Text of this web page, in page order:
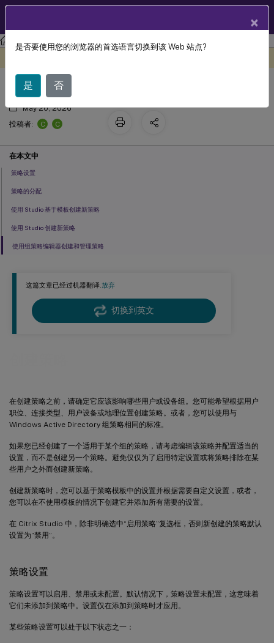
XenApp and XenDesktop XenApp 和 XenDesktop 7.15 LTSR
这篇文章已经过机器翻译.放弃
切换到英文
在创建策略之前，请确定它应该影响哪些用户或设备组。您可能希望根据用户
职位、连接类型、用户设备或地理位置创建策略。或者，您可以使用与
Windows Active Directory 组策略相同的标准。
如果您已经创建了一个适用于某个组的策略，请考虑编辑该策略并配置适当的
设置，而不是创建另一个策略。避免仅仅为了启用特定设置或将策略排除在某
些用户之外而创建新策略。
创建新策略时，您可以基于策略模板中的设置并根据需要自定义设置，或者，
您可以在不使用模板的情况下创建它并添加所有需要的设置。
在 Citrix Studio 中，除非明确选中“启用策略”复选框，否则新创建的策略默认
设置为“禁用”。
策略设置
策略设置可以启用、禁用或未配置。默认情况下，策略设置未配置，这意味着
它们未添加到策略中。设置仅在添加到策略时才应用。
某些策略设置可以处于以下状态之一：
创建策略
May 20, 2026
投稿者:
C C
在本文中
策略设置
策略的分配
使用 Studio 基于模板创建新策略
使用 Studio 创建新策略
使用组策略编辑器创建和管理策略
×
是否要使用您的浏览器的首选语言切换到该 Web 站点?
是 否